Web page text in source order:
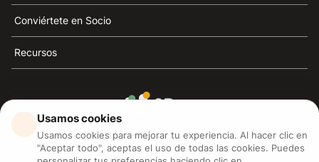
Conviértete en Socio
Recursos
3Bee es el referente de la sostenibilidad, la defensa de
las abejas y la biodiversidad
Usamos cookies
Usamos cookies para mejorar tu experiencia. Al hacer clic en
"Aceptar todo", aceptas el uso de todas las cookies. Puedes